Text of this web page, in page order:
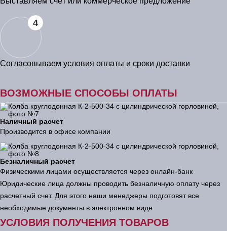
4
Согласовываем условия оплаты и сроки доставки
ВОЗМОЖНЫЕ СПОСОБЫ ОПЛАТЫ
Наличный расчет
Производится в офисе компании
Безналичный расчет
Физическими лицами осуществляется через онлайн-банк
Юридические лица должны проводить безналичную оплату через
расчетный счет. Для этого наши менеджеры подготовят все
необходимые документы в электронном виде
УСЛОВИЯ ПОЛУЧЕНИЯ ТОВАРОВ